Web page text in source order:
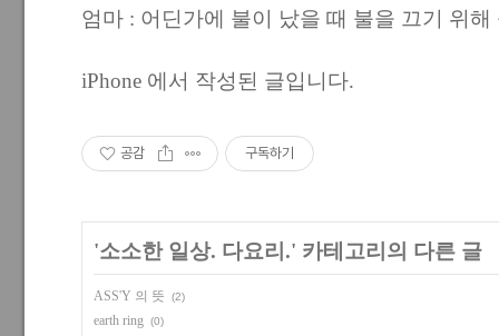
엄마 : 어딘가에 불이 났을 때 불을 끄기 위
iPhone 에서 작성된 글입니다.
공감 구독하기
'소소한 일상. 다요리.' 카테고리의 다른 글
ASS'Y 의 뜻 (2)
earth ring (0)